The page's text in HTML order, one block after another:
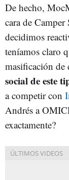
De hecho,
cara de
decidimos
teníamos claro
masificación de
social de este
a competir con
Andrés a
exactamente?